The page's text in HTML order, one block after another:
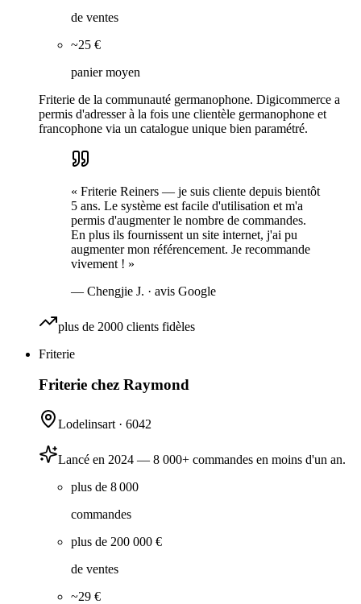
de ventes
~25 €
panier moyen
Friterie de la communauté germanophone. Digicommerce a
permis d'adresser à la fois une clientèle germanophone et
francophone via un catalogue unique bien paramétré.
« Friterie Reiners — je suis cliente depuis bientôt
5 ans. Le système est facile d'utilisation et m'a
permis d'augmenter le nombre de commandes.
En plus ils fournissent un site internet, j'ai pu
augmenter mon référencement. Je recommande
vivement ! »
— Chengjie J. · avis Google
plus de 2000 clients fidèles
Friterie
Friterie chez Raymond
Lodelinsart · 6042
Lancé en 2024 — 8 000+ commandes en moins d'un an.
plus de 8 000
commandes
plus de 200 000 €
de ventes
~29 €